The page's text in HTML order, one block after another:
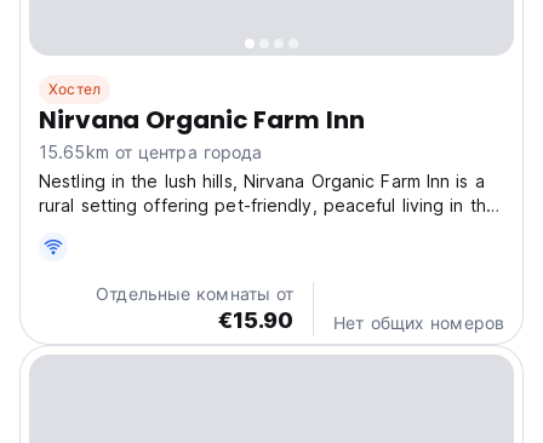
Хостел
Nirvana Organic Farm Inn
15.65km от центра города
Nestling in the lush hills, Nirvana Organic Farm Inn is a
rural setting offering pet-friendly, peaceful living in the
mountains, and guests can enjoy a meal at the
restaurant or a drink at the bar. Free...
Отдельные комнаты от
€15.90 Нет общих номеров